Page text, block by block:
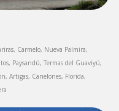
Carmelo, Nueva Palmira,
Paysandú, Termas del Guaviyú,
Artigas, Canelones, Florida,